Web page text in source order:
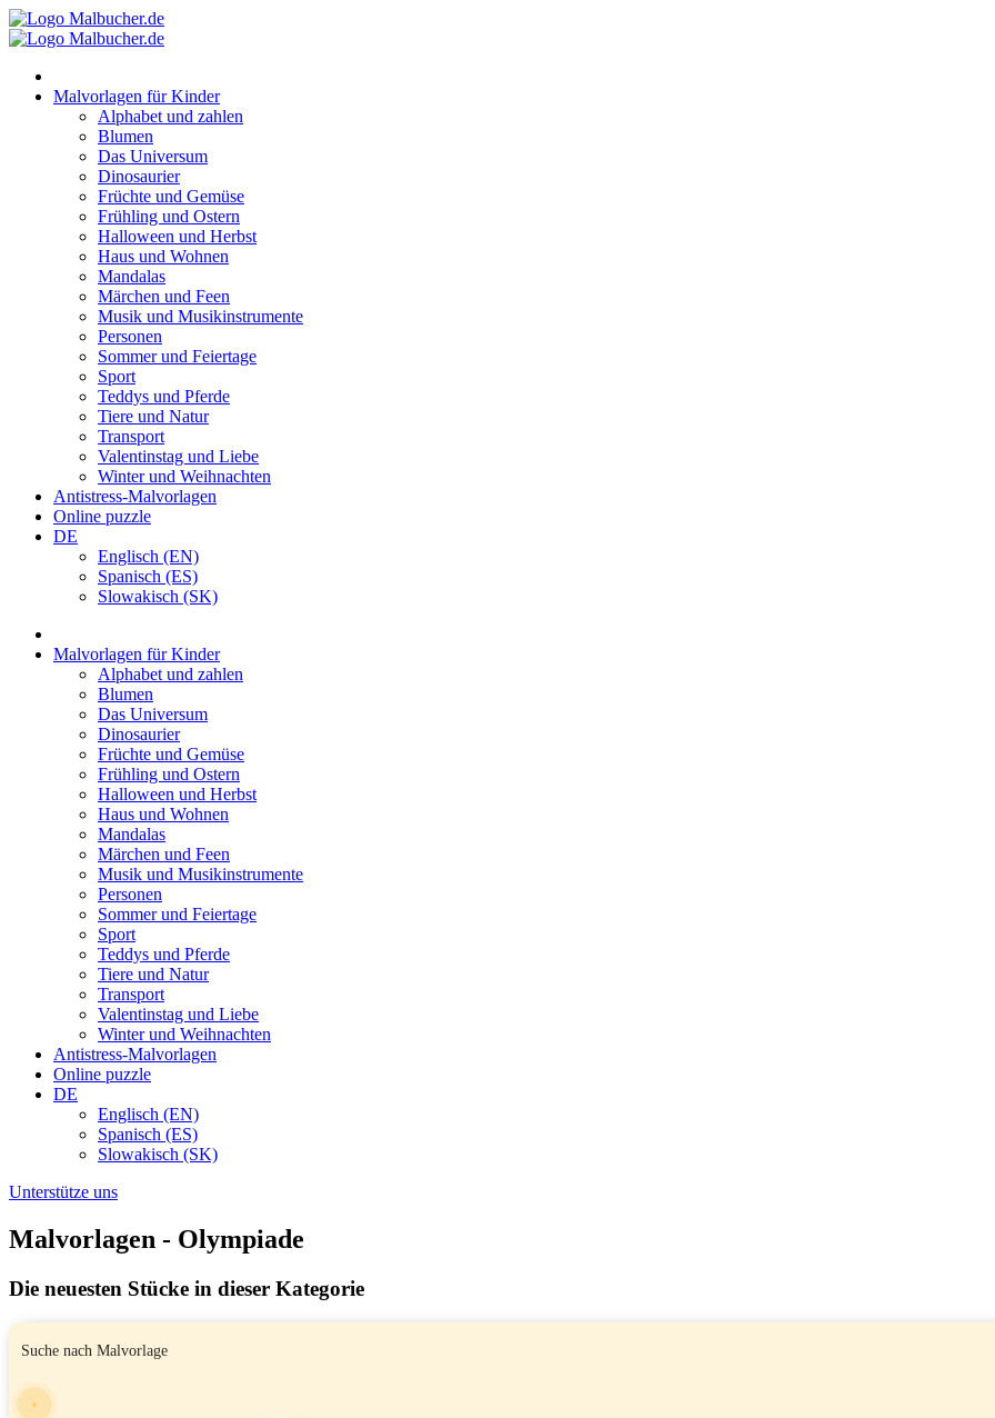
Zum
Inhalt
Malvorlagen für Kinder
Alphabet und zahlen
Blumen
Das Universum
Dinosaurier
Früchte und Gemüse
Frühling und Ostern
Halloween und Herbst
Haus und Wohnen
Mandalas
Märchen und Feen
Musik und Musikinstrumente
Personen
Sommer und Feiertage
Sport
Teddys und Pferde
Tiere und Natur
Transport
Valentinstag und Liebe
Winter und Weihnachten
Antistress-Malvorlagen
Online puzzle
DE
Englisch (EN)
Spanisch (ES)
Slowakisch (SK)
Malvorlagen für Kinder
Alphabet und zahlen
Blumen
Das Universum
Dinosaurier
Früchte und Gemüse
Frühling und Ostern
Halloween und Herbst
Haus und Wohnen
Mandalas
Märchen und Feen
Musik und Musikinstrumente
Personen
Sommer und Feiertage
Sport
Teddys und Pferde
Tiere und Natur
Transport
Valentinstag und Liebe
Winter und Weihnachten
Antistress-Malvorlagen
Online puzzle
DE
Englisch (EN)
Spanisch (ES)
Slowakisch (SK)
Unterstütze uns
Malvorlagen - Olympiade
Die neuesten Stücke in dieser Kategorie